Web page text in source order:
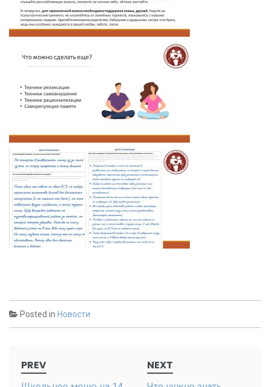
Posted in Новости
navigation
PREV NEXT